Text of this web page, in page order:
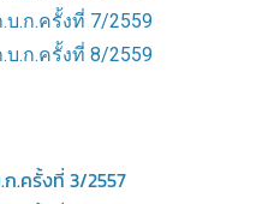
บ.ก.ครั้งที่ 7/2559
บ.ก.ครั้งที่ 8/2559
.ครั้งที่ 3/2557